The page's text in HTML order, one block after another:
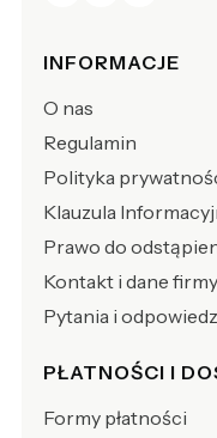
Linki w stopce
INFORMACJE
O nas
Regulamin
Polityka
Klauzula
Prawo do
Kontakt i dane firmy
Pytania i
PŁATNOŚCI I
Formy płatności